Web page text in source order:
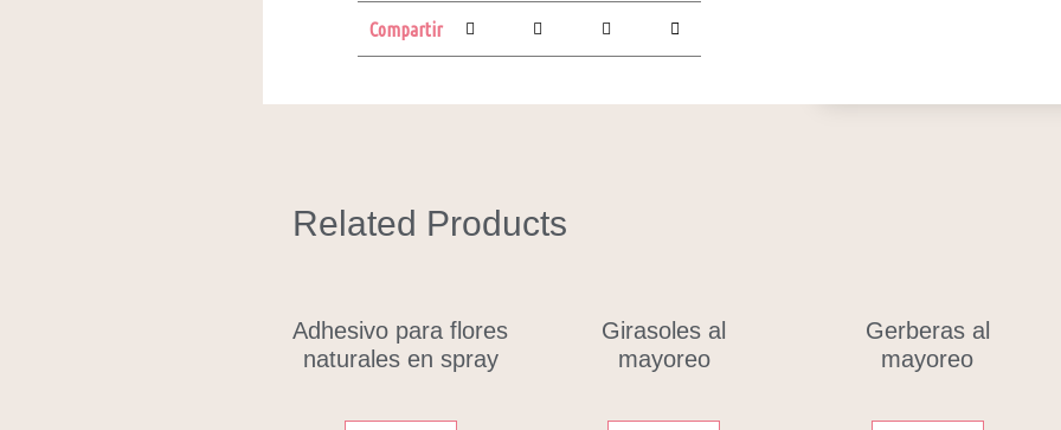
Compartir
Related Products
Adhesivo para flores
naturales en spray
Girasoles al
mayoreo
Gerberas al
mayoreo